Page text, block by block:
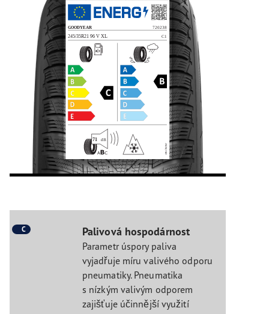
C Palivová hospodárnost
Parametr úspory paliva
vyjadřuje míru valivého odporu
pneumatiky. Pneumatika
s nízkým valivým odporem
zajišťuje účinnější využití